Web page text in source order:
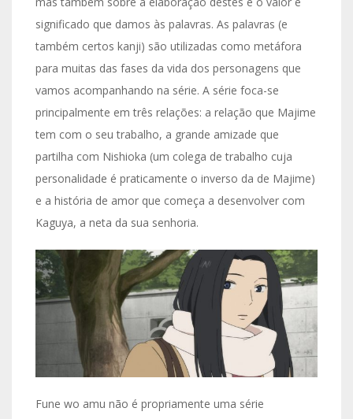
significado que damos às palavras. As palavras (e
também certos kanji) são utilizadas como metáfora
para muitas das fases da vida dos personagens que
vamos acompanhando na série. A série foca-se
principalmente em três relações: a relação que Majime
tem com o seu trabalho, a grande amizade que
partilha com Nishioka (um colega de trabalho cuja
personalidade é praticamente o inverso da de Majime)
e a história de amor que começa a desenvolver com
Kaguya, a neta da sua senhoria.
Fune wo amu não é propriamente uma série